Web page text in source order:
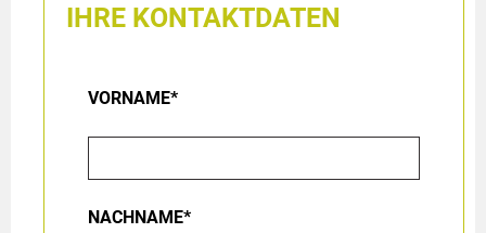
IHRE KONTAKTDATEN
VORNAME*
NACHNAME*